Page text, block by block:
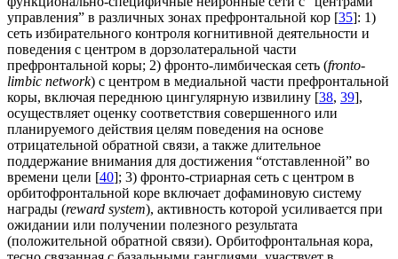
управления” в различных зонах префронтальной кор [35]: 1)
сеть избирательного контроля когнитивной деятельности и
поведения с центром в дорзолатеральной части
префронтальной коры; 2) фронто-лимбическая сеть (fronto-
limbic network) с центром в медиальной части префронтальной
коры, включая переднюю цингулярную извилину [38, 39],
осуществляет оценку соответствия совершенного или
планируемого действия целям поведения на основе
отрицательной обратной связи, а также длительное
поддержание внимания для достижения “отставленной” во
времени цели [40]; 3) фронто-стриарная сеть с центром в
орбитофронтальной коре включает дофаминовую систему
награды (reward system), активность которой усиливается при
ожидании или получении полезного результата
(положительной обратной связи). Орбитофронтальная кора,